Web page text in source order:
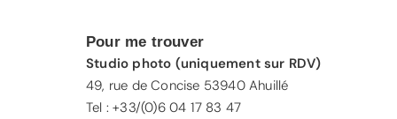
Pour me trouver
Studio photo (uniquement sur RDV)
49, rue de Concise 53940 Ahuillé
Tel : +33/(0)6 04 17 83 47